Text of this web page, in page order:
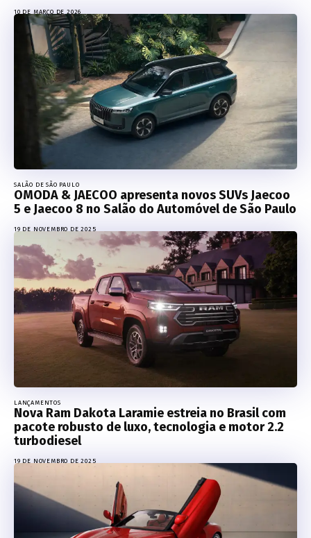
10 DE MARÇO DE 2026
SALÃO DE SÃO PAULO
OMODA & JAECOO apresenta novos SUVs Jaecoo
5 e Jaecoo 8 no Salão do Automóvel de São Paulo
19 DE NOVEMBRO DE 2025
LANÇAMENTOS
Nova Ram Dakota Laramie estreia no Brasil com
pacote robusto de luxo, tecnologia e motor 2.2
turbodiesel
19 DE NOVEMBRO DE 2025